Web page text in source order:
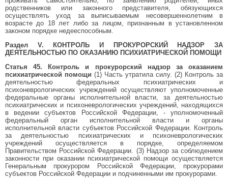
родственников или законного представителя, обязующихся
осуществлять уход за выписываемым несовершеннолетним в
возрасте до 18 лет либо за лицом, признанным в установленном
законом порядке недееспособным.
Раздел V. КОНТРОЛЬ И ПРОКУРОРСКИЙ НАДЗОР ЗА
ДЕЯТЕЛЬНОСТЬЮ ПО ОКАЗАНИЮ ПСИХИАТРИЧЕСКОЙ ПОМОЩИ
Статья 45. Контроль и прокурорский надзор за оказанием
психиатрической помощи (1) Часть утратила силу. (2) Контроль за
деятельностью федеральных психиатрических и
психоневрологических учреждений осуществляют уполномоченные
федеральные органы исполнительной власти, за деятельностью
психиатрических и психоневрологических учреждений, находящихся
в ведении субъектов Российской Федерации, - уполномоченный
федеральный орган исполнительной власти и органы
исполнительной власти субъектов Российской Федерации. Контроль
за деятельностью психиатрических и психоневрологических
учреждений осуществляется в порядке, определяемом
Правительством Российской Федерации. (3) Надзор за соблюдением
законности при оказании психиатрической помощи осуществляется
Генеральным прокурором Российской Федерации, прокурорами
субъектов Российской Федерации и подчиненными им прокурорами.